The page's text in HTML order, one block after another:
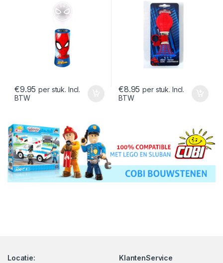
€9.95 per stuk. Incl.
BTW
€8.95 per stuk. Incl.
BTW
Locatie:
KlantenService